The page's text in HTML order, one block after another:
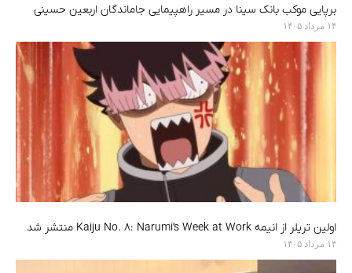
برپایی موکب بانک سینا در مسیر راهپیمایی جاماندگان اربعین حسینی
۱۴ مرداد ۱۴۰۵
اولین تریلر از انیمه Kaiju No. 8: Narumi’s Week at Work منتشر شد
۱۴ مرداد ۱۴۰۵